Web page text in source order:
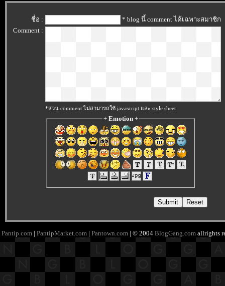
ชื่อ :
* blog นี้ comment ได้เฉพาะสมาชิก
Comment :
*ส่วน comment ไม่สามารถใช้ javascript และ style sheet
+ Emotion+
Pantip.com | PantipMarket.com | Pantown.com | © 2004 BlogGang.com allrights